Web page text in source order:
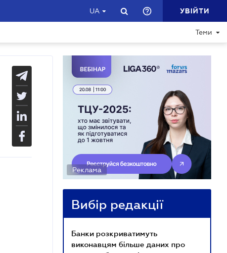
UA УВІЙТИ
Теми
Реклама
Вибір редакції
Банки розкриватимуть
виконавцям більше даних про